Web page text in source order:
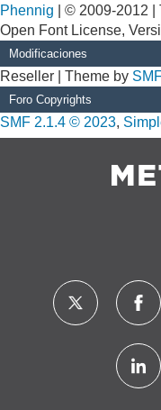
Phennig | © 2009-2012
Open Font License,
Modificaciones
Reseller | Theme by
Foro Copyrights
SMF 2.1.4 © 2023,